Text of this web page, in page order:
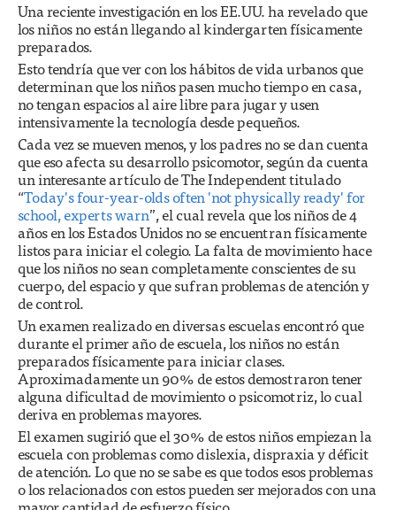
Una reciente investigación en los EE.UU. ha revelado que
los niños no están llegando al kindergarten físicamente
preparados.
Esto tendría que ver con los hábitos de vida urbanos que
determinan que los niños pasen mucho tiempo en casa,
no tengan espacios al aire libre para jugar y usen
intensivamente la tecnología desde pequeños.
Cada vez se mueven menos, y los padres no se dan cuenta
que eso afecta su desarrollo psicomotor, según da cuenta
un interesante artículo de The Independent titulado
“Today's four-year-olds often 'not physically ready' for
school, experts warn”, el cual revela que los niños de 4
años en los Estados Unidos no se encuentran físicamente
listos para iniciar el colegio. La falta de movimiento hace
que los niños no sean completamente conscientes de su
cuerpo, del espacio y que sufran problemas de atención y
de control.
Un examen realizado en diversas escuelas encontró que
durante el primer año de escuela, los niños no están
preparados físicamente para iniciar clases.
Aproximadamente un 90% de estos demostraron tener
alguna dificultad de movimiento o psicomotriz, lo cual
deriva en problemas mayores.
El examen sugirió que el 30% de estos niños empiezan la
escuela con problemas como dislexia, dispraxia y déficit
de atención. Lo que no se sabe es que todos esos problemas
o los relacionados con estos pueden ser mejorados con una